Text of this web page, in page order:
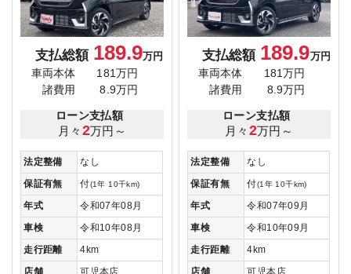
支払総額 189.9万円
車両本体
181万円
諸費用
8.9万円
ローン支払額
月々 2万円～
法定整備
なし
保証有無
付(1年 10千km)
年式
令和07年08月
車検
令和10年08月
走行距離
4km
店舗
可児本店
支払総額 189.9万円
車両本体
181万円
諸費用
8.9万円
ローン支払額
月々 2万円～
法定整備
なし
保証有無
付(1年 10千km)
年式
令和07年09月
車検
令和10年09月
走行距離
4km
店舗
可児本店